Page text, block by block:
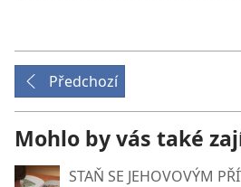
Předchozí
Mohlo by vás také
STAŇ SE JEHOVOVÝM